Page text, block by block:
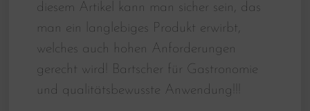
diesem Artikel kann man sicher sein, das
man ein langlebiges Produkt erwirbt,
welches auch hohen Anforderungen
gerecht wird! Bartscher für Gastronomie
und qualitätsbewusste Anwendung!!!